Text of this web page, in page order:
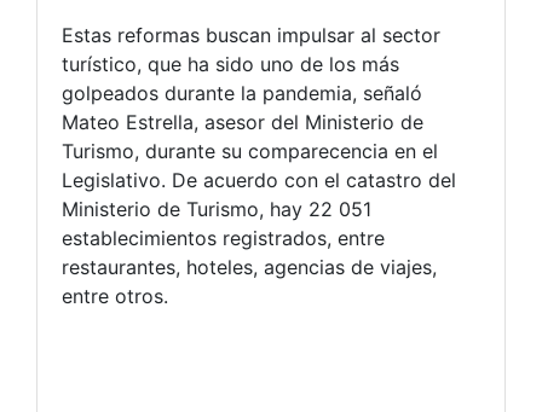
Estas reformas buscan impulsar al sector
turístico, que ha sido uno de los más
golpeados durante la pandemia, señaló
Mateo Estrella, asesor del Ministerio de
Turismo, durante su comparecencia en el
Legislativo. De acuerdo con el catastro del
Ministerio de Turismo, hay 22 051
establecimientos registrados, entre
restaurantes, hoteles, agencias de viajes,
entre otros.